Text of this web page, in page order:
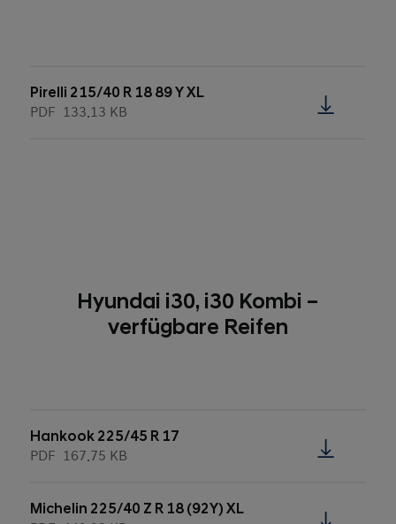
Pirelli 215/40 R 18 89 Y XL
PDF 133.13 KB
Hyundai i30, i30 Kombi –
verfügbare Reifen
Hankook 225/45 R 17
PDF 167.75 KB
Michelin 225/40 Z R 18 (92Y) XL